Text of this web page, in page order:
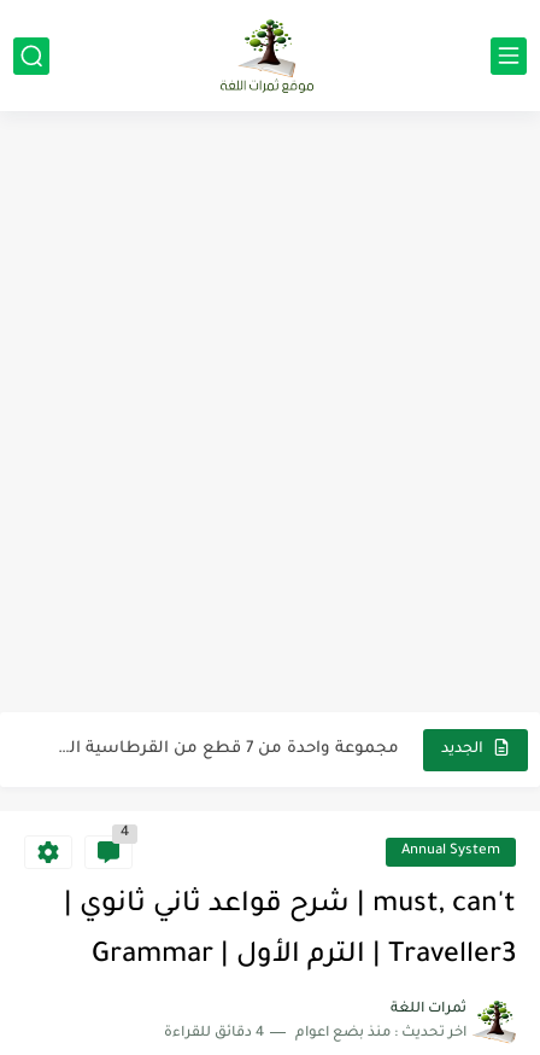
الجديد The Winter Surprise
أهمية تعلم قواعد اللغة الإنجليزية | مكونات الجملة في اللغة... Annual System
4
must, can't | شرح قواعد ثاني ثانوي |
Traveller3 | الترم الأول | Grammar
ثمرات اللغة
اخر تحديث : منذ بضع اعوام 4 دقائق للقراءة